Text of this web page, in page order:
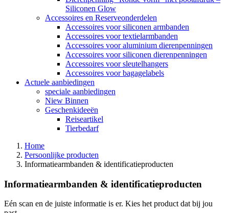
Siliconen Glow
Accessoires en Reserveonderdelen
Accessoires voor siliconen armbanden
Accessoires voor textielarmbanden
Accessoires voor aluminium dierenpenningen
Accessoires voor siliconen dierenpenningen
Accessoires voor sleutelhangers
Accessoires voor bagagelabels
Actuele aanbiedingen
speciale aanbiedingen
Niew Binnen
Geschenkideeën
Reiseartikel
Tierbedarf
Home
Persoonlijke producten
Informatiearmbanden & identificatieproducten
Informatiearmbanden & identificatieproducten
Eén scan en de juiste informatie is er. Kies het product dat bij jou